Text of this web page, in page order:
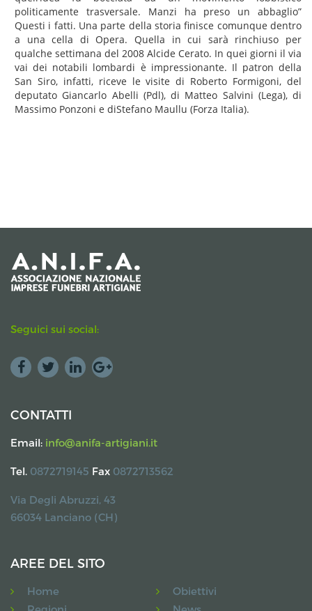
politicamente trasversale. Manzi ha preso un abbaglio”
Questi i fatti. Una parte della storia finisce comunque dentro
a una cella di Opera. Quella in cui sarà rinchiuso per
qualche settimana del 2008 Alcide Cerato. In quei giorni il via
vai dei notabili lombardi è impressionante. Il patron della
San Siro, infatti, riceve le visite di Roberto Formigoni, del
deputato Giancarlo Abelli (Pdl), di Matteo Salvini (Lega), di
Massimo Ponzoni e diStefano Maullu (Forza Italia).
Seguici sui social:
CONTATTI
Email: info@anifa-artigiani.it
Tel. 0872719145 Fax 0872713562
Via Degli Abruzzi, 43
66034 Lanciano (CH)
AREE DEL SITO
Home
Obiettivi